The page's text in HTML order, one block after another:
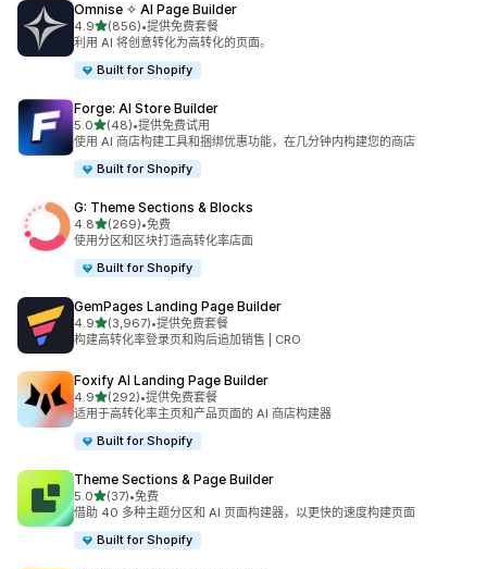
Omnise ✧ AI Page Builder
4.9星（满分 5 星）
(856)
总共 856 条评论
•提供免费套餐
利用 AI 将创意转化为高转化的页面。
Built for Shopify
Forge: AI Store Builder
5.0星（满分 5 星）
(48)
总共 48 条评论
•提供免费试用
使用 AI 商店构建工具和捆绑优惠功能，在几分钟内构建您的商店
Built for Shopify
G: Theme Sections & Blocks
4.8星（满分 5 星）
(269)
总共 269 条评论
•免费
使用分区和区块打造高转化率店面
Built for Shopify
GemPages Landing Page Builder
4.9星（满分 5 星）
(3,967)
总共 3967 条评论
•提供免费套餐
构建高转化率登录页和购后追加销售 | CRO
Foxify AI Landing Page Builder
4.9星（满分 5 星）
(292)
总共 292 条评论
•提供免费套餐
适用于高转化率主页和产品页面的 AI 商店构建器
Built for Shopify
Theme Sections & Page Builder
5.0星（满分 5 星）
(37)
总共 37 条评论
•免费
借助 40 多种主题分区和 AI 页面构建器，以更快的速度构建页面
Built for Shopify